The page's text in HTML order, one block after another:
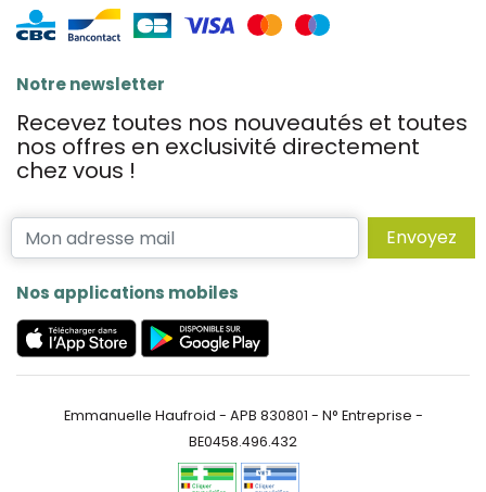
Notre newsletter
Recevez toutes nos nouveautés et toutes
nos offres en exclusivité directement
chez vous !
Envoyez
Nos applications mobiles
Emmanuelle Haufroid - APB 830801 - N° Entreprise -
BE0458.496.432